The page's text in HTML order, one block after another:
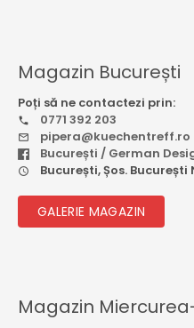
Magazin București
Poți să ne contactezi prin:
0771 392 203
pipera@kuechentreff.ro
București / German
București, Șos. București
GALERIE MAGAZIN
Magazin